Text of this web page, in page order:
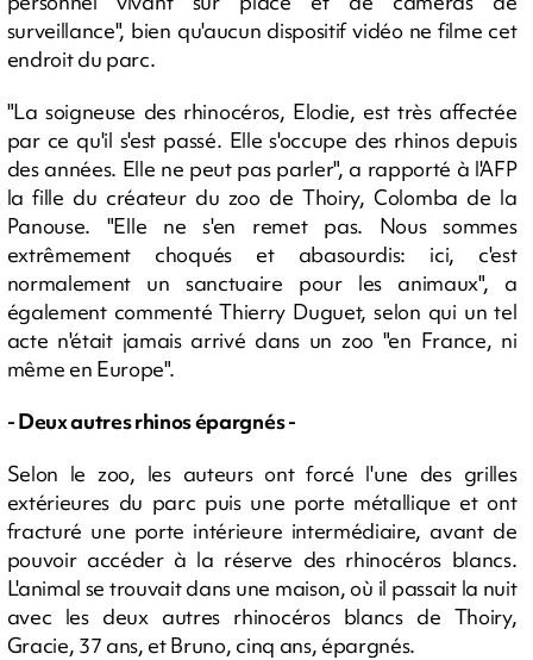
surveillance", bien qu'aucun dispositif vidéo ne filme cet
endroit du parc.
"La soigneuse des rhinocéros, Elodie, est très affectée
par ce qu'il s'est passé. Elle s'occupe des rhinos depuis
des années. Elle ne peut pas parler", a rapporté à l'AFP
la fille du créateur du zoo de Thoiry, Colomba de la
Panouse. "Elle ne s'en remet pas. Nous sommes
extrêmement choqués et abasourdis: ici, c'est
normalement un sanctuaire pour les animaux", a
également commenté Thierry Duguet, selon qui un tel
acte n'était jamais arrivé dans un zoo "en France, ni
même en Europe".
- Deux autres rhinos épargnés -
Selon le zoo, les auteurs ont forcé l'une des grilles
extérieures du parc puis une porte métallique et ont
fracturé une porte intérieure intermédiaire, avant de
pouvoir accéder à la réserve des rhinocéros blancs.
L'animal se trouvait dans une maison, où il passait la nuit
avec les deux autres rhinocéros blancs de Thoiry,
Gracie, 37 ans, et Bruno, cinq ans, épargnés.